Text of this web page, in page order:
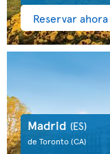
Reservar ahora
Madrid (ES)
de Toronto(CA)